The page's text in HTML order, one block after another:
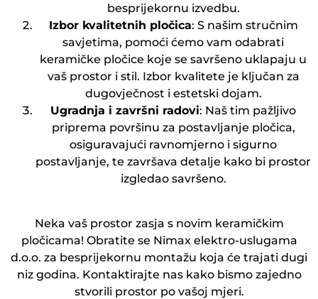
besprijekornu izvedbu.
Izbor kvalitetnih pločica: S našim stručnim
savjetima, pomoći ćemo vam odabrati
keramičke pločice koje se savršeno uklapaju u
vaš prostor i stil. Izbor kvalitete je ključan za
dugovječnost i estetski dojam.
Ugradnja i završni radovi: Naš tim pažljivo
priprema površinu za postavljanje pločica,
osiguravajući ravnomjerno i sigurno
postavljanje, te završava detalje kako bi prostor
izgledao savršeno.
Neka vaš prostor zasja s novim keramičkim
pločicama! Obratite se Nimax elektro-uslugama
d.o.o. za besprijekornu montažu koja će trajati dugi
niz godina. Kontaktirajte nas kako bismo zajedno
stvorili prostor po vašoj mjeri.